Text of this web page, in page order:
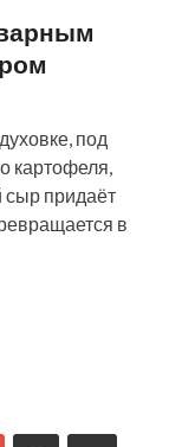
под
картофеля,
сыр придаёт
в